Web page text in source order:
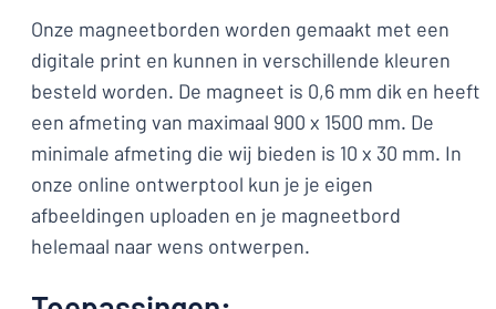
Onze magneetborden worden gemaakt met een
digitale print en kunnen in verschillende kleuren
besteld worden. De magneet is 0,6 mm dik en heeft
een afmeting van maximaal 900 x 1500 mm. De
minimale afmeting die wij bieden is 10 x 30 mm. In
onze online ontwerptool kun je je eigen
afbeeldingen uploaden en je magneetbord
helemaal naar wens ontwerpen.